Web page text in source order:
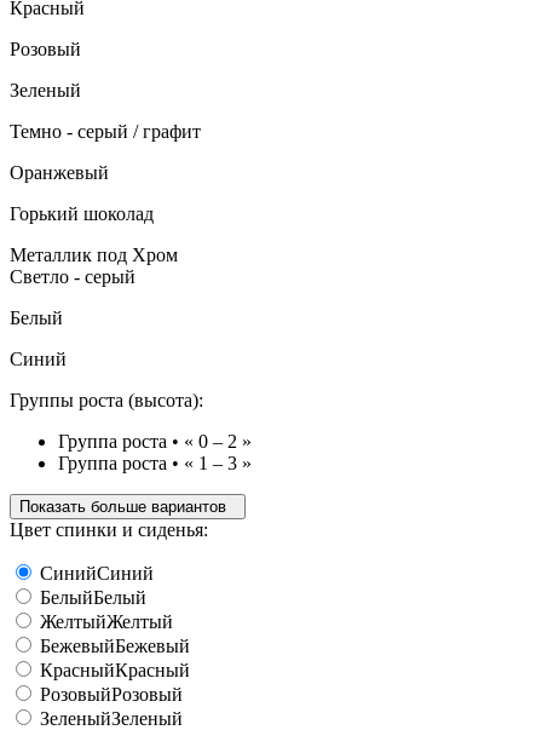
Красный
Розовый
Зеленый
Темно - серый / графит
Оранжевый
Горький шоколад
Металлик под Хром
Светло - серый
Белый
Синий
Группы роста (высота):
Группа роста • « 0 – 2 »
Группа роста • « 1 – 3 »
Показать больше вариантов
Цвет спинки и сиденья:
СинийСиний
БелыйБелый
ЖелтыйЖелтый
БежевыйБежевый
КрасныйКрасный
РозовыйРозовый
ЗеленыйЗеленый